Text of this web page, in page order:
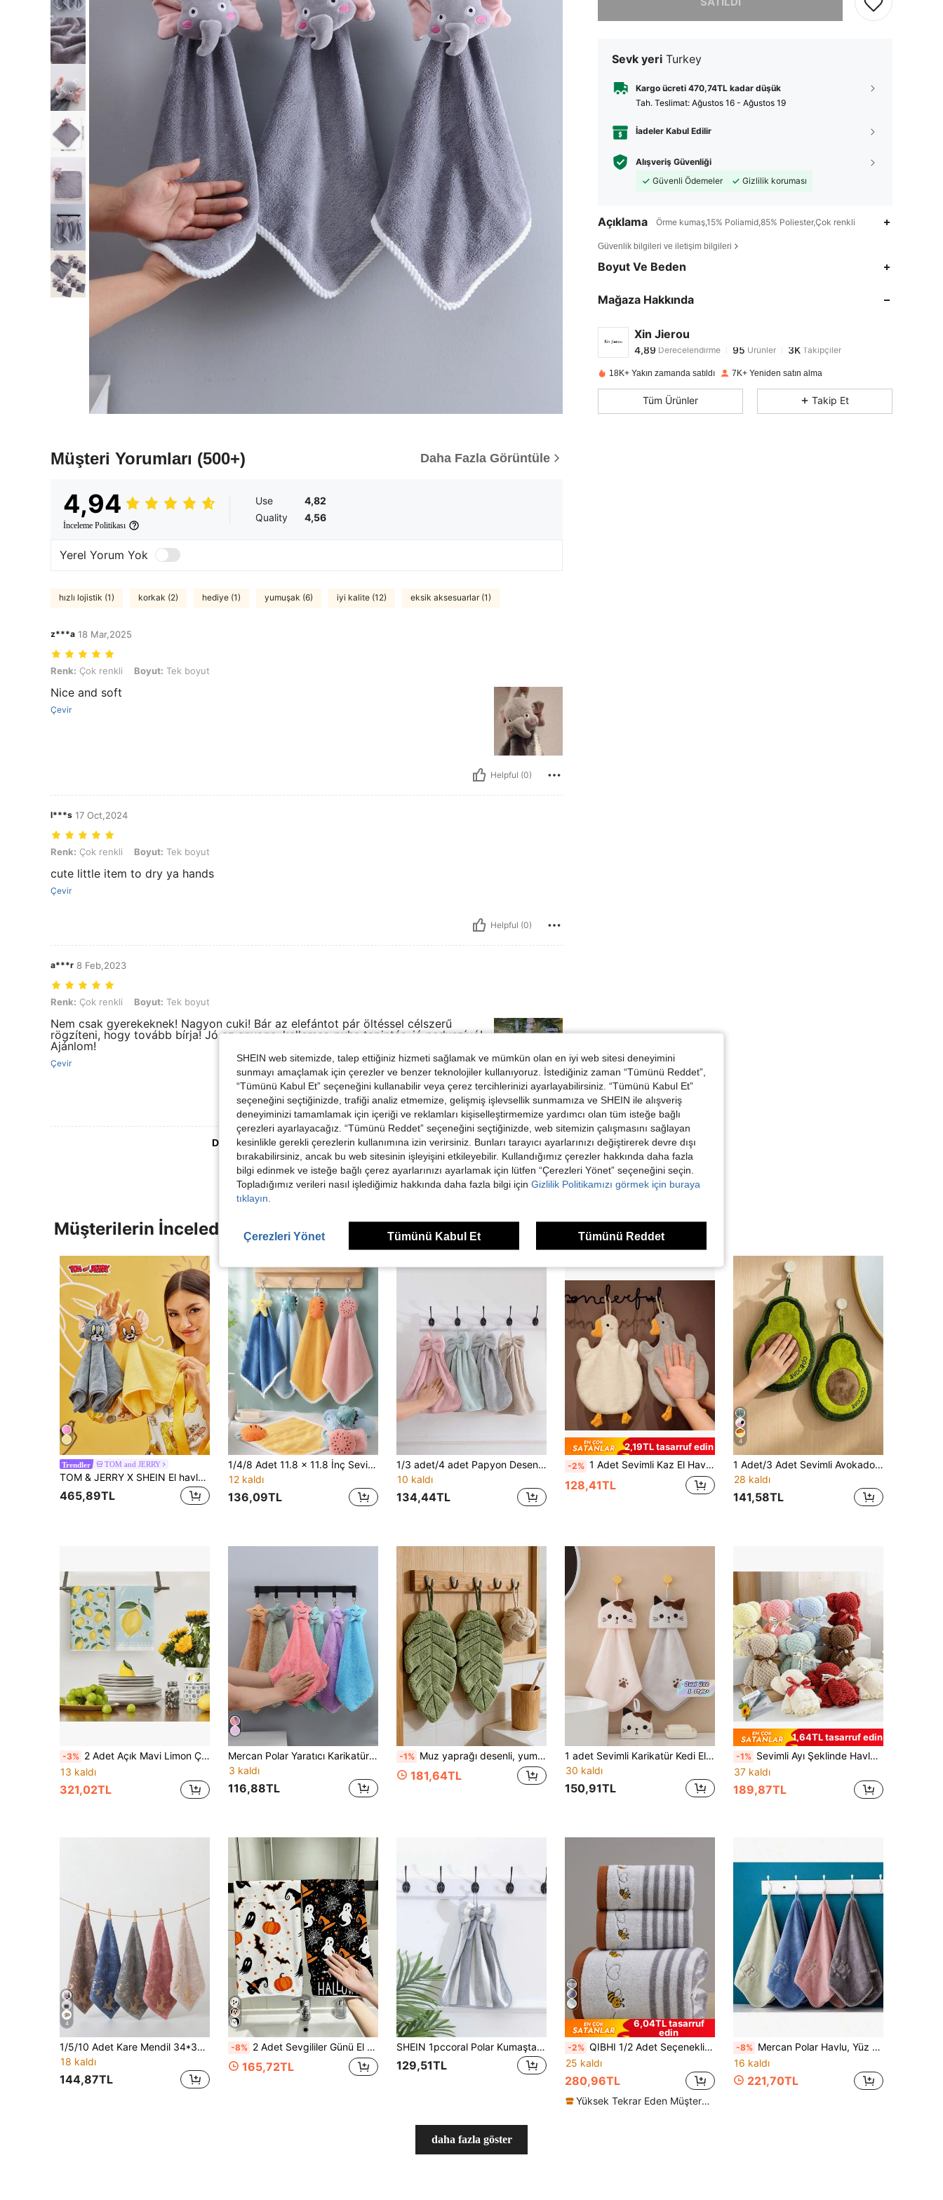
Müşteri Yorumları (500+) Daha Fazla Görüntüle
4,94
İnceleme Politikası
Use
4,82
Quality
4,56
Yerel Yorum Yok
hızlı lojistik (1) korkak (2) hediye (1) yumuşak (6) iyi kalite (12) eksik aksesuarlar (1)
z***a 18 Mar,2025
Renk: Çok renkli, Boyut: Tek boyut
Renk: Çok renkli Boyut: Tek boyut
Nice and soft
Çevir
Helpful (0)
l***s 17 Oct,2024
Renk: Çok renkli, Boyut: Tek boyut
Renk: Çok renkli Boyut: Tek boyut
cute little item to dry ya hands
Çevir
Helpful (0)
a***r 8 Feb,2023
Renk: Çok renkli, Boyut: Tek boyut
Renk: Çok renkli Boyut: Tek boyut
Nem csak gyerekeknek! Nagyon cuki! Bár az elefántot pár öltéssel célszerű
rögzíteni, hogy tovább bírja! Jó az anyaga, kellemes-puha tapintás, jó nedvszívó!
Ajánlom!
Çevir
Helpful (3)
Daha Fazla Değerlendirme Görüntüle
Sevk yeri Turkey
Kargo ücreti 470,74TL kadar düşük
Tah. Teslimat: Ağustos 16 - Ağustos 19
İadeler Kabul Edilir
Alışveriş Güvenliği
Güvenli Ödemeler
Gizlilik koruması
Açıklama Örme kumaş,15% Poliamid,85% Poliester,Çok renkli
Güvenlik bilgileri ve iletişim bilgileri
Boyut Ve Beden
Mağaza Hakkında
Xin Jierou
4,89
4,89Derecelendirme
w***m 1 gün önce'i takip etti
4,89
18K+ Yakın zamanda satıldı 7K+ Yeniden satın alma
Tüm Ürünler Takip Et
Müşterilerin İncelediği Diğer Ürünler
Trendler TOM and JERRY
TOM & JERRY X SHEIN El havluları
465,89TL
1/4/8 Adet 11.8 x 11.8 İnç Sevimli Meyve Desenli Mercan Polar El Havlusu - Yumuşak ve Emici, Asma Halkalı - Taşınabilir Makyaj Temizleme Havlusu, Mutfak Asma Havlusu, Fırın Asma Havlusu, Banyo, Yüz, Seyahat ve Mutfak Kullanımı İçin Uygun (Kancalar Dahil)
12 kaldı
136,09TL
1/3 adet/4 adet Papyon Desenli El Havlusu, Mercan Polar Hızlı Kuruyan El Havlusu, Asma Halkalı, Mutfak, Banyo, Çay Havlusu, Noel Hediyeleri İçin Yumuşak Emici Havlular
10 kaldı
134,44TL
2,19TL tasarruf edin
-2% 1 Adet Sevimli Kaz El Havlusu, Çift Katmanlı Mercan Polar Askılı Banyo Mutfak Havlusu, Yumuşak Emici Hızlı Kuruyan Banyo Dekoru Okul Başlangıcı Bulaşık Bezi Mutfak Havlusu
128,41TL
4
1 Adet/3 Adet Sevimli Avokado Desenli El Havlusu, Yüksek Emici, Hızlı Kuruyan, Yumuşak ve Cilt Dostu, Mutfak ve Banyo Dekor Havlusu, Yaratıcı Ev Hediyesi
28 kaldı
141,58TL
-3% 2 Adet Açık Mavi Limon Çiçekli Mutfak Bulaşık Havlusu, Emici Bulaşık Bezleri, Şükran Günü Yaz Meyveli Çiftlik Evi Stili Mutfak Dekorasyonu Hediyesi
13 kaldı
321,02TL
Mercan Polar Yaratıcı Karikatür Desenli Yumuşak Emici El Havlusu, Asma İpli, 1 Adet/6 Adet
3 kaldı
116,88TL
-1% Muz yaprağı desenli, yumuşak ve emici mercan polar kumaştan üretilmiş el havluları; banyo, mutfak ve ev kullanımı için uygun, bitki severler için harika bir hediye ve mekanınız için şık bir dekoratif ürün
181,64TL
1 adet Sevimli Karikatür Kedi El Havlusu - Yumuşak Mercan Polar Cep Havlusu Banyo ve Mutfak İçin - Emici ve Çift Kullanımlı Silme Havlusu Ev Banyo Dekoru Yaz
30 kaldı
150,91TL
1,64TL tasarruf edin
-1% Sevimli Ayı Şeklinde Havlu, Ayı Bebek Havlusu, Yumuşak ve Yaratıcı Yüz Havlusu, Doğum Günü Hediyesi, Düğün Hediyesi, Banyo Dekorasyonu, Parti Hediyesi
37 kaldı
189,87TL
4
1/5/10 Adet Kare Mendil 34*34cm, Minimalist Jakarlı Desen, Emici ve Hızlı Kuruyan, Banyo, Mutfak, Seyahat, Otel, Açık Hava, Erkekler, Kadınlar ve Çiftler İçin Hediyeler, Her Mevsim Bulaşık Bezi Mutfak Havlusu
18 kaldı
144,87TL
-8% 2 Adet Sevgililer Günü El Havlusu, Pembe Kalp LOVE Desenli Mikrofiber Temizlik Bezi, Mutfak ve Yemek Odası Dekoru, Dış Mekan Parti Malzemesi, Sevgililer Günü Mutfak ve Banyo Dekorasyonu İçin Uygun, Sevgililer Günü Hediyesi, Sevgililer Günü Sürprizi
165,72TL
SHEIN 1pccoral Polar Kumaştan Yaratıcı Çizgili Kurdeleli Yumuşak Emici El Havlusu, Asma Halkalı Bulaşık Bezi, Mutfak Havlusu
129,51TL
6,04TL tasarruf
edin
-2% QIBHI 1/2 Adet Seçenekli Saf Pamuk Çizgili Nakışlı Banyo Havlusu veya Havlu, Küçük Arı Pastoral Stil, Çift Havlusu/Banyo Havlusu, Havlu Kumaş Emici Yumuşak, Banyo, Otel, Spor Salonu, Seyahat, Hediye, Plaj, Okul, Okula Dönüş, Ev Gereçleri, Havlu, Cilt Bakımı İçin Uygun
25 kaldı
280,96TL
Yüksek Tekrar Eden Müşteriler
-8% Mercan Polar Havlu, Yüz Havlusu, Mutfak Havlusu, Banyo Havlusu, Nakışlı Harf Tasarımlı, Çok Renkli, Yüz Silme, El Yıkama, Unisex Ev Kullanımı, Emici, Hızlı Kuruyan, Solmayan, Dört Mevsim, Banyo, Okul, Mutfak, Tatil Hediyesi, Seyahat ve Dış Mekan İçin Uygun, Taşıması Kolay
16 kaldı
221,70TL
daha fazla göster
SHEIN web sitemizde, talep ettiğiniz hizmeti sağlamak ve mümkün olan en iyi web sitesi deneyimini
sunmayı amaçlamak için çerezler ve benzer teknolojiler kullanıyoruz. İstediğiniz zaman “Tümünü Reddet”,
“Tümünü Kabul Et” seçeneğini kullanabilir veya çerez tercihlerinizi ayarlayabilirsiniz. “Tümünü Kabul Et”
seçeneğini seçtiğinizde, trafiği analiz etmemize, gelişmiş işlevsellik sunmamıza ve SHEIN ile alışveriş
deneyiminizi tamamlamak için içeriği ve reklamları kişiselleştirmemize yardımcı olan tüm isteğe bağlı
çerezleri ayarlayacağız. “Tümünü Reddet” seçeneğini seçtiğinizde, web sitemizin çalışmasını sağlayan
kesinlikle gerekli çerezlerin kullanımına izin verirsiniz. Bunları tarayıcı ayarlarınızı değiştirerek devre dışı
bırakabilirsiniz, ancak bu web sitesinin işleyişini etkileyebilir. Kullandığımız çerezler hakkında daha fazla
bilgi edinmek ve isteğe bağlı çerez ayarlarınızı ayarlamak için lütfen “Çerezleri Yönet” seçeneğini seçin.
Topladığımız verileri nasıl işlediğimiz hakkında daha fazla bilgi için Gizlilik Politikamızı görmek için buraya
tıklayın.
Çerezleri Yönet Tümünü Kabul Et Tümünü Reddet